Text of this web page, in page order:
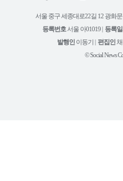
스
타
램
서울 중구 세종대로22길 12 광화
등록번호 서울 아01019 | 등록
발행인 이동기 | 편집인
© Social News